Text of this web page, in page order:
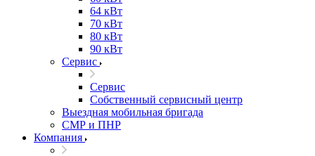
64 кВт
70 кВт
80 кВт
90 кВт
Сервис
Сервис
Собственный сервисный центр
Выездная мобильная бригада
СМР и ПНР
Компания